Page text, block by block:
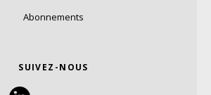
Abonnements
SUIVEZ-NOUS